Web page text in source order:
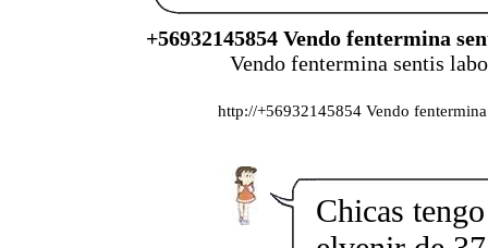
+56932145854 Vendo fentermina
Vendo fentermina sentis
http://+56932145854 Vendo
Chicas